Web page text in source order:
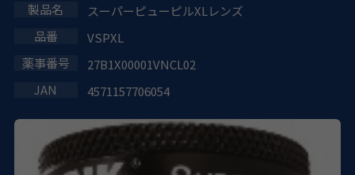
スーパーピューピルXLレンズ
VSPXL
27B1X00001VNCL02
4571157706054